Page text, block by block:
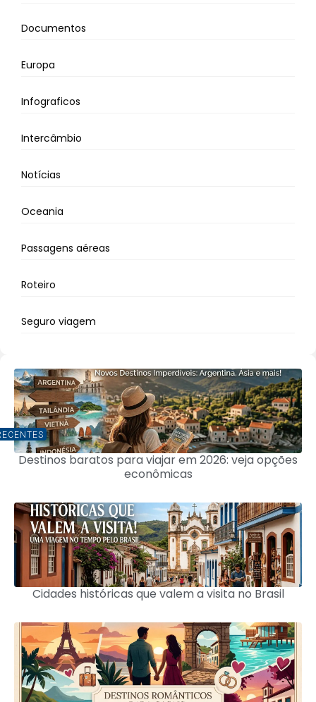
Documentos
Europa
Infograficos
Intercâmbio
Notícias
Oceania
Passagens aéreas
Roteiro
Seguro viagem
Destinos baratos para viajar em 2026: veja opções
econômicas
Cidades históricas que valem a visita no Brasil